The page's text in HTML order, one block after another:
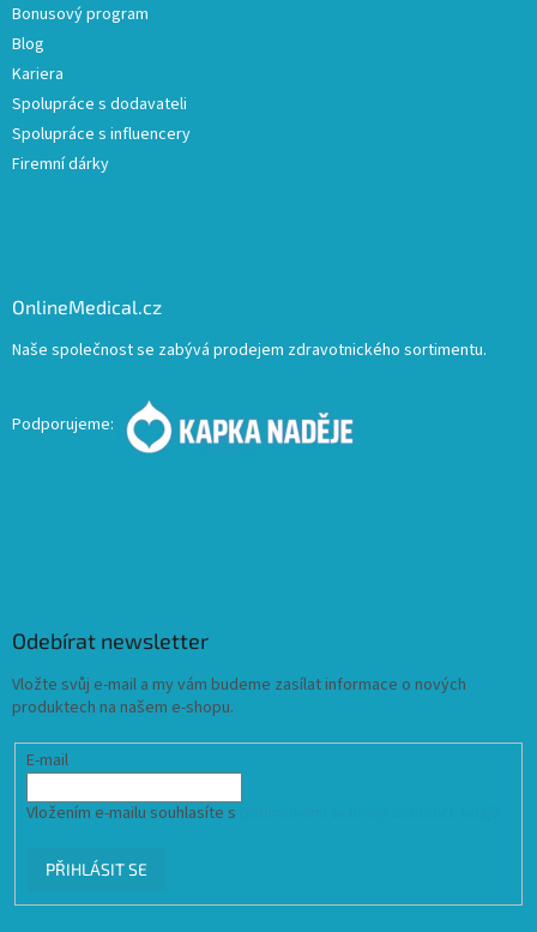
Bonusový program
Blog
Kariera
Spolupráce s dodavateli
Spolupráce s influencery
Firemní dárky
OnlineMedical.cz
Naše společnost se zabývá prodejem zdravotnického sortimentu.
Podporujeme:
Odebírat newsletter
Vložte svůj e-mail a my vám budeme zasílat informace o nových
produktech na našem e-shopu.
E-mail
Vložením e-mailu souhlasíte s
PŘIHLÁSIT SE